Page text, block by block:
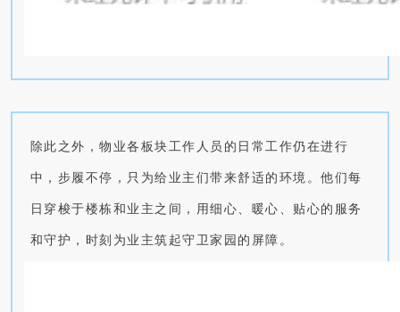
除此之外，物业各板块工作人员的日常工作仍在进行
中，步履不停，只为给业主们带来舒适的环境。他们每
日穿梭于楼栋和业主之间，用细心、暖心、贴心的服务
和守护，时刻为业主筑起守卫家园的屏障。